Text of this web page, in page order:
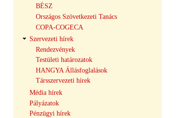
BÉSZ
Országos Szövetkezeti Tanács
COPA-COGECA
Szervezeti hírek
Rendezvények
Testületi határozatok
HANGYA Állásfoglalások
Társszervezeti hírek
Média hírek
Pályázatok
Pénzügyi hírek